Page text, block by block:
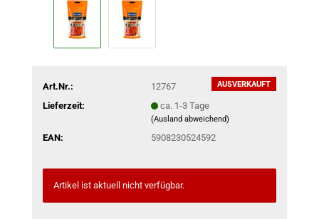
AUSVERKAUFT
Art.Nr.:
12767
Lieferzeit:
ca. 1-3 Tage
(Ausland abweichend)
EAN: 5908230524592
Artikel ist aktuell nicht verfügbar.